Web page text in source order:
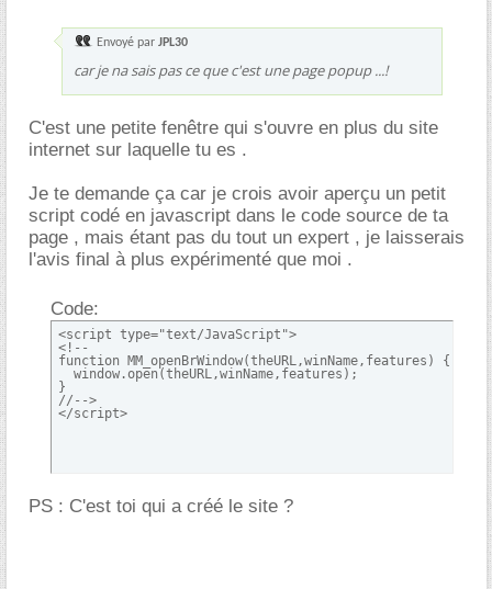
Envoyé par JPL30
car je na sais pas ce que c'est une page popup ...!
C'est une petite fenêtre qui s'ouvre en plus du site
internet sur laquelle tu es .
Je te demande ça car je crois avoir aperçu un petit
script codé en javascript dans le code source de ta
page , mais étant pas du tout un expert , je laisserais
l'avis final à plus expérimenté que moi .
Code:
<script type="text/JavaScript">
<!--
function MM_openBrWindow(theURL,winName,features) { //
  window.open(theURL,winName,features);
}
//-->
</script>
PS : C'est toi qui a créé le site ?